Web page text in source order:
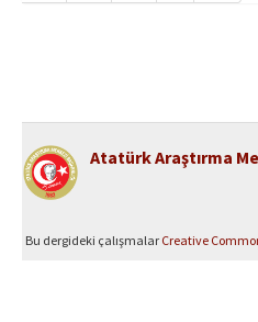
Atatürk Araştırma
Bu dergideki çalışmalar Creative